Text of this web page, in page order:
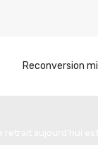
Reconversion